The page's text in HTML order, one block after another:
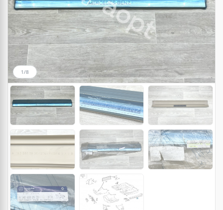
1/8